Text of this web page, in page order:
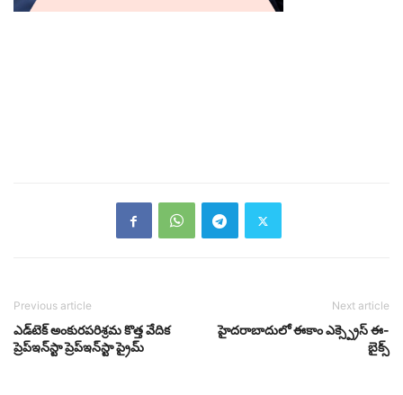
Previous article
ఎడ్‌టెక్ అంకురపరిశ్రమ కొత్త వేదిక
ప్రెప్‌ఇన్‌స్టా ప్రెప్‌ఇన్‌స్టా ప్రైమ్
Next article
హైదరాబాదులో ఈకాం ఎక్స్ప్రెస్ ఈ-
బైక్స్